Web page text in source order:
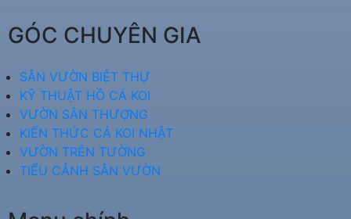
GÓC CHUYÊN GIA
SÂN VƯỜN BIỆT THỰ
KỸ THUẬT HỒ CÁ KOI
VƯỜN SÂN THƯỢNG
KIẾN THỨC CÁ KOI NHẬT
VƯỜN TRÊN TƯỜNG
TIỂU CẢNH SÂN VƯỜN